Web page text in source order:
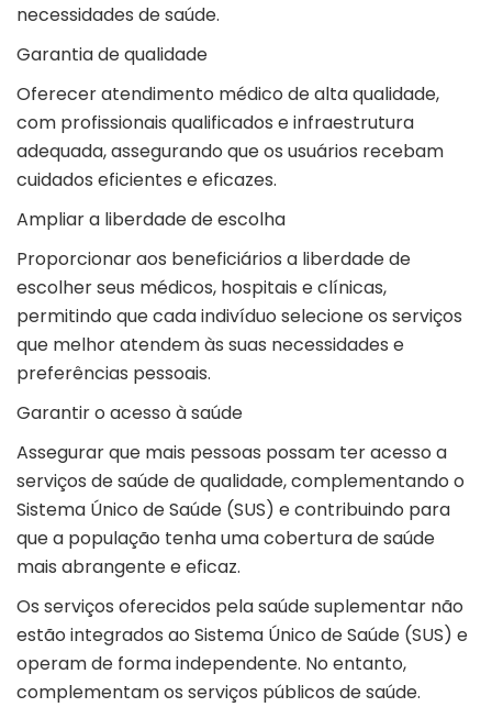
necessidades de saúde.
Garantia de qualidade
Oferecer atendimento médico de alta qualidade,
com profissionais qualificados e infraestrutura
adequada, assegurando que os usuários recebam
cuidados eficientes e eficazes.
Ampliar a liberdade de escolha
Proporcionar aos beneficiários a liberdade de
escolher seus médicos, hospitais e clínicas,
permitindo que cada indivíduo selecione os serviços
que melhor atendem às suas necessidades e
preferências pessoais.
Garantir o acesso à saúde
Assegurar que mais pessoas possam ter acesso a
serviços de saúde de qualidade, complementando o
Sistema Único de Saúde (SUS) e contribuindo para
que a população tenha uma cobertura de saúde
mais abrangente e eficaz.
Os serviços oferecidos pela saúde suplementar não
estão integrados ao Sistema Único de Saúde (SUS) e
operam de forma independente. No entanto,
complementam os serviços públicos de saúde.